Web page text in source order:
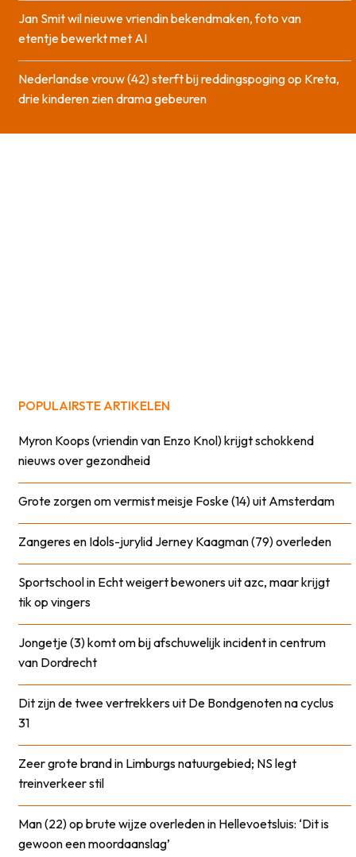
Jan Smit wil nieuwe vriendin bekendmaken, foto van
etentje bewerkt met AI
Nederlandse vrouw (42) sterft bij reddingspoging op Kreta,
drie kinderen zien drama gebeuren
POPULAIRSTE ARTIKELEN
Myron Koops (vriendin van Enzo Knol) krijgt schokkend
nieuws over gezondheid
Grote zorgen om vermist meisje Foske (14) uit Amsterdam
Zangeres en Idols-jurylid Jerney Kaagman (79) overleden
Sportschool in Echt weigert bewoners uit azc, maar krijgt
tik op vingers
Jongetje (3) komt om bij afschuwelijk incident in centrum
van Dordrecht
Dit zijn de twee vertrekkers uit De Bondgenoten na cyclus
31
Zeer grote brand in Limburgs natuurgebied; NS legt
treinverkeer stil
Man (22) op brute wijze overleden in Hellevoetsluis: ‘Dit is
gewoon een moordaanslag’